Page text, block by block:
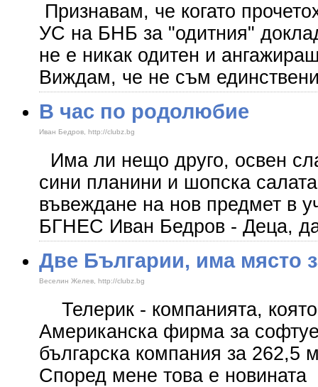
Признавам, че когато
УС на БНБ за "одитния"
не е никак одитен и
Виждам, че не съм
В час по родолюбие
Иван Бедров, http://clubz.bg
Има ли нещо друго, освен
сини планини и шопска
въвеждане на нов предмет в
БГНЕС Иван Бедров - Деца,
Две Българии, има място
Веселин Желев, http://clubz.bg
Телерик - компанията,
Американска фирма за
българска компания за 262,5
Според мене това е новината